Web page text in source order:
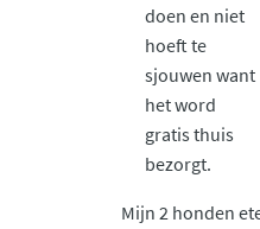
doen en niet
hoeft te
sjouwen want
het word
gratis thuis
bezorgt.
Mijn 2 honden